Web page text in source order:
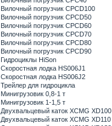
Вилочный погрузчик CPCD100
Вилочный погрузчик CPCD50
Вилочный погрузчик CPCD60
Вилочный погрузчик CPCD70
Вилочный погрузчик CPCD80
Вилочный погрузчик CPCD90
Гидроциклы HiSon
Скоростная лодка HS006J1
Скоростная лодка HS006J2
Трейлер для гидроцикла
Минигрузовик 0,8-1 т
Минигрузовик 1-1,5 т
Двухвальцевый каток XCMG XD100
Двухвальцевый каток XCMG XD110